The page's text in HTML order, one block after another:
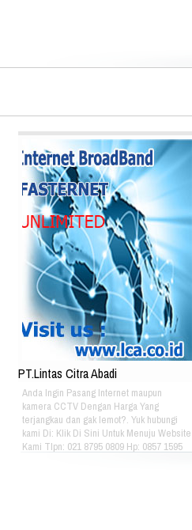
PT.Lintas Citra Abadi
Anda Ingin Pasang Internet maupun
kamera CCTV Dengan Harga Yang
terjangkau dan gak lemot?. Yuk hubungi
kami Di: Klik Di Sini Untuk Menuju Website
Kami Tlpn: 021 8795 0809 Hp: 0857 1595